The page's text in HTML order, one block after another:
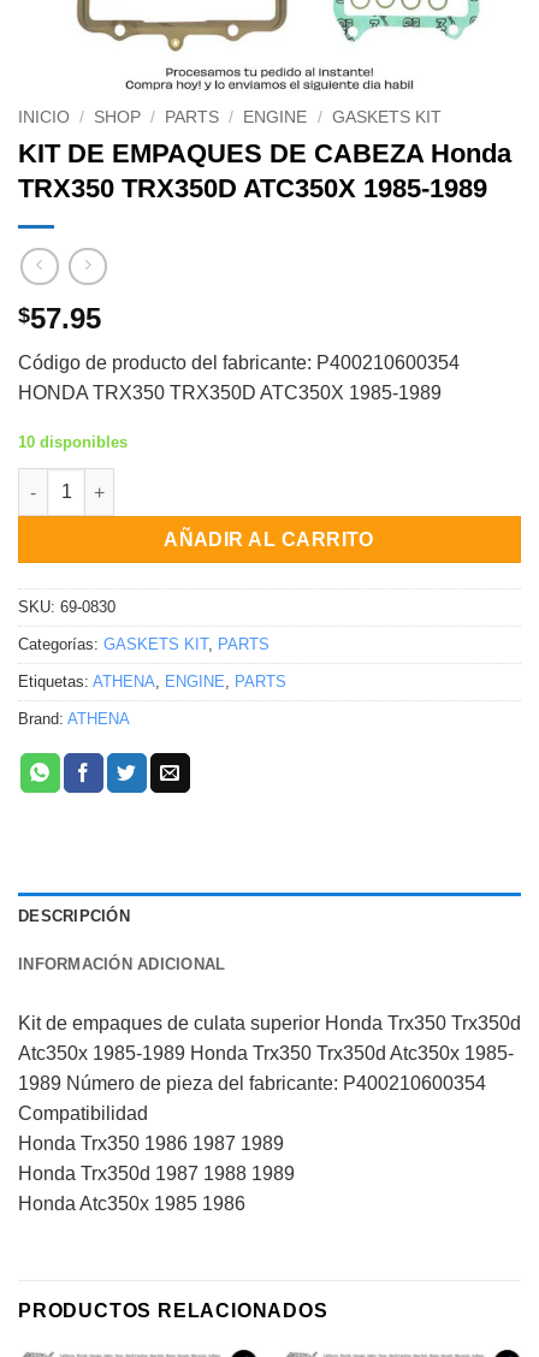
INICIO / SHOP / PARTS / ENGINE / GASKETS KIT
KIT DE EMPAQUES DE CABEZA Honda
TRX350 TRX350D ATC350X 1985-1989
$57.95
Código de producto del fabricante: P400210600354
HONDA TRX350 TRX350D ATC350X 1985-1989
10 disponibles
KIT DE EMPAQUES DE CABEZA Honda TRX350 TRX350D
AÑADIR AL CARRITO
SKU: 69-0830
Categorías: GASKETS KIT, PARTS
Etiquetas: ATHENA ENGINE PARTS
Brand: ATHENA
DESCRIPCIÓN
INFORMACIÓN ADICIONAL
Kit de empaques de culata superior Honda Trx350 Trx350d
Atc350x 1985-1989 Honda Trx350 Trx350d Atc350x 1985-
1989 Número de pieza del fabricante: P400210600354
Compatibilidad
Honda Trx350 1986 1987 1989
Honda Trx350d 1987 1988 1989
Honda Atc350x 1985 1986
PRODUCTOS RELACIONADOS